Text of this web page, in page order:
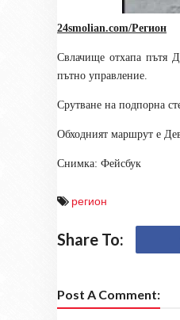
24smolian.com/Регион
Свлачище отхапа пътя
пътно управление.
Срутване на подпорна
Обходният маршрут е
Снимка: Фейсбук
регион
Share To:
Post A Comment: